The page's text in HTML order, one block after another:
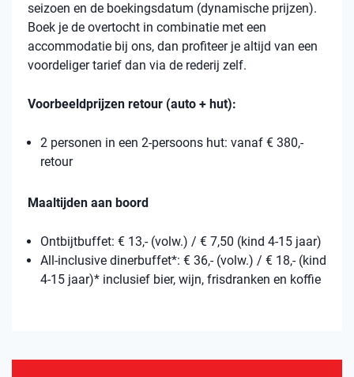
seizoen en de boekingsdatum (dynamische prijzen).
Boek je de overtocht in combinatie met een
accommodatie bij ons, dan profiteer je altijd van een
voordeliger tarief dan via de rederij zelf.
Voorbeeldprijzen retour (auto + hut):
2 personen in een 2-persoons hut: vanaf € 380,-
retour
Maaltijden aan boord
Ontbijtbuffet: € 13,- (volw.) / € 7,50 (kind 4-15 jaar)
All-inclusive dinerbuffet*: € 36,- (volw.) / € 18,- (kind
4-15 jaar)* inclusief bier, wijn, frisdranken en koffie